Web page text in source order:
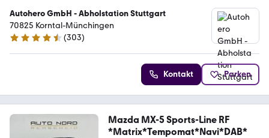
Autohero GmbH - Abholstation Stuttgart
70825 Korntal-Münchingen
4.4 Sterne
(303)
Kontakt Parken
Mazda MX-5 Sports-Line RF
*Matrix*Tempomat*Navi*DAB*